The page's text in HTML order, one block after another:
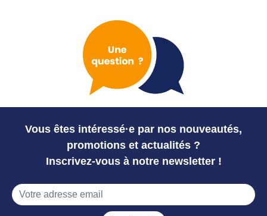
Vous êtes intéressé·e par nos nouveautés,
promotions et actualités ?
Inscrivez-vous à notre newsletter !